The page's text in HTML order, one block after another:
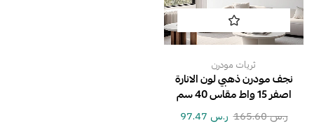
ثريات مودرن
نجف مودرن ذهبي لون الانارة
اصفر 15 واط مقاس 40 سم
ر.س165.60 ر.س